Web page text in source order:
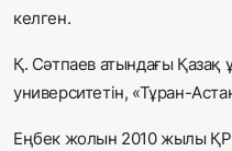
келген.
Қ. Сәтпаев атындағы Қазақ
университетін, «Тұран-
Еңбек жолын 2010 жылы ҚР